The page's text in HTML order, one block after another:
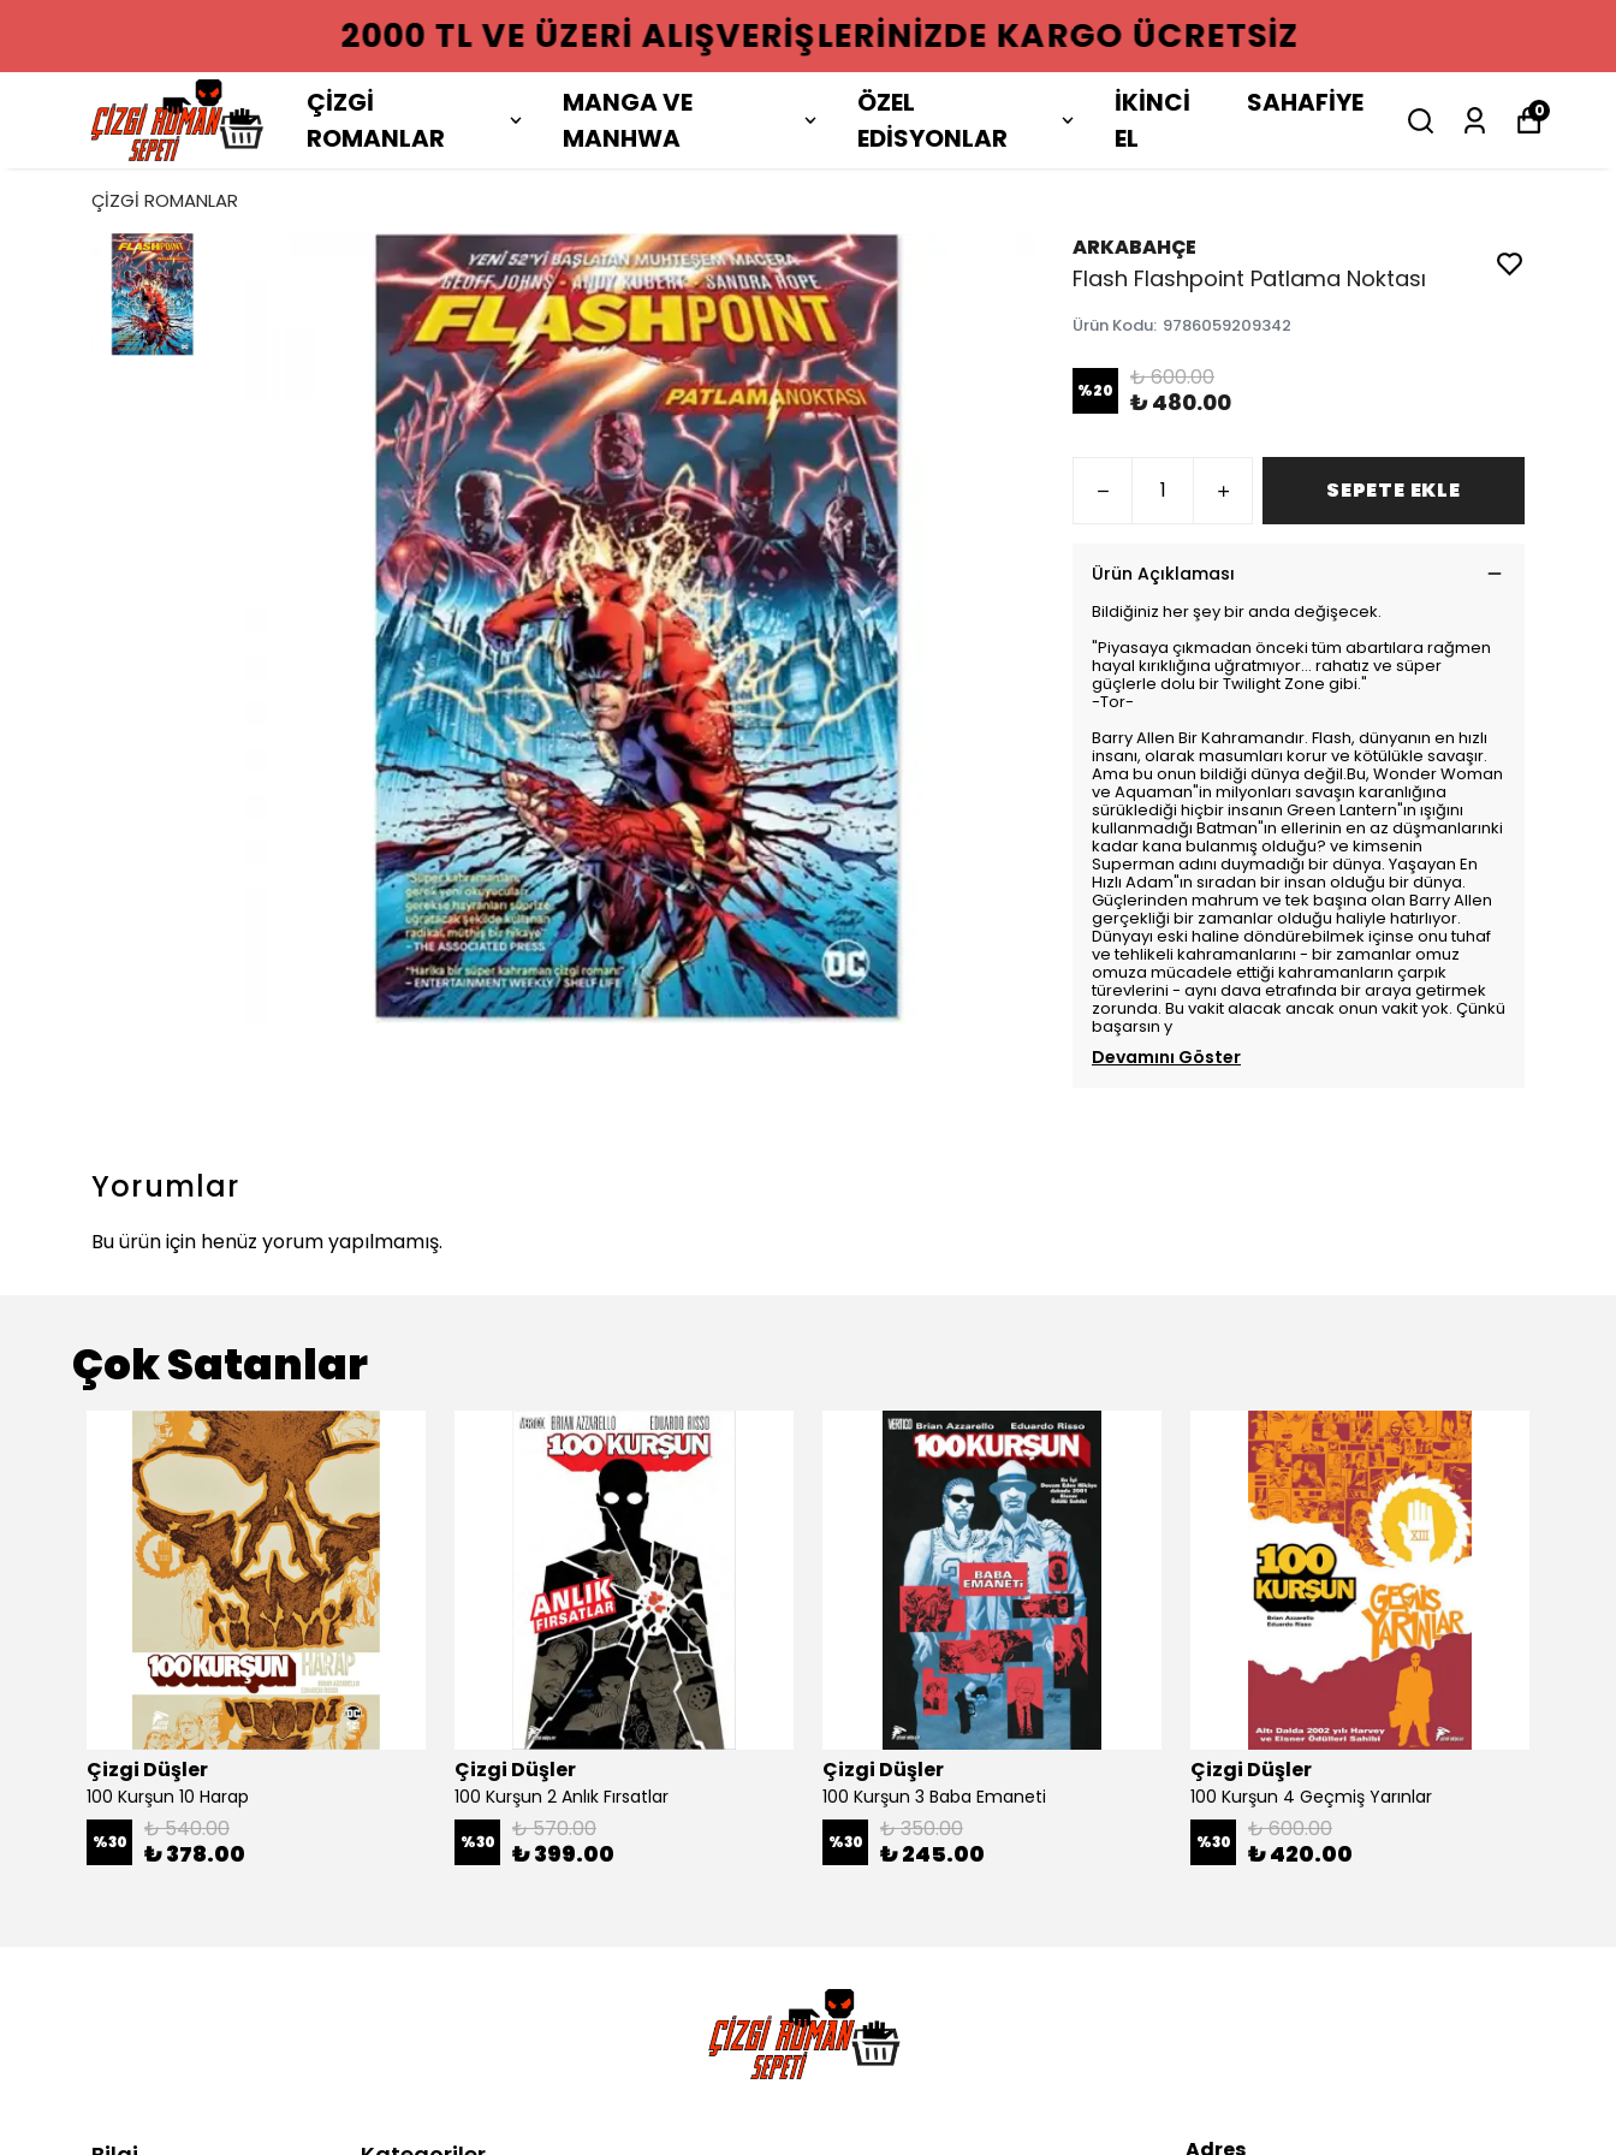
2000 TL VE ÜZERI ALIŞVERIŞLERINIZDE KARGO ÜCRETSIZ
ÇİZGİ
ROMANLAR
MANGA VE
MANHWA
ÖZEL
EDİSYONLAR
İKİNCİ
EL
SAHAFİYE 0
ÇİZGİ ROMANLAR
ARKABAHÇE
Flash Flashpoint Patlama Noktası
Ürün Kodu: 9786059209342
%20 ₺ 600.00
₺ 480.00
SEPETE EKLE
Ürün Açıklaması
Bildiğiniz her şey bir anda değişecek.
"Piyasaya çıkmadan önceki tüm abartılara rağmen
hayal kırıklığına uğratmıyor... rahatız ve süper
güçlerle dolu bir Twilight Zone gibi."
-Tor-
Barry Allen Bir Kahramandır. Flash, dünyanın en hızlı
insanı, olarak masumları korur ve kötülükle savaşır.
Ama bu onun bildiği dünya değil.Bu, Wonder Woman
ve Aquaman"in milyonları savaşın karanlığına
sürüklediği hiçbir insanın Green Lantern"ın ışığını
kullanmadığı Batman"ın ellerinin en az düşmanlarınki
kadar kana bulanmış olduğu? ve kimsenin
Superman adını duymadığı bir dünya. Yaşayan En
Hızlı Adam"ın sıradan bir insan olduğu bir dünya.
Güçlerinden mahrum ve tek başına olan Barry Allen
gerçekliği bir zamanlar olduğu haliyle hatırlıyor.
Dünyayı eski haline döndürebilmek içinse onu tuhaf
ve tehlikeli kahramanlarını - bir zamanlar omuz
omuza mücadele ettiği kahramanların çarpık
türevlerini - aynı dava etrafında bir araya getirmek
zorunda. Bu vakit alacak ancak onun vakit yok. Çünkü
başarsın y
Devamını Göster
Yorumlar
Bu ürün için henüz yorum yapılmamış.
Çok Satanlar
Çizgi Düşler
100 Kurşun 10 Harap
%30 ₺ 540.00
₺ 378.00
Çizgi Düşler
100 Kurşun 2 Anlık Fırsatlar
%30 ₺ 570.00
₺ 399.00
Çizgi Düşler
100 Kurşun 3 Baba Emaneti
%30 ₺ 350.00
₺ 245.00
Çizgi Düşler
100 Kurşun 4 Geçmiş Yarınlar
%30 ₺ 600.00
₺ 420.00